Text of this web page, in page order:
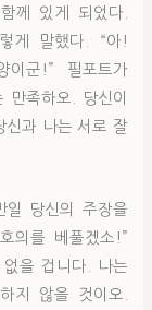
께 있게 되었다.
게 말했다. “아!
이군!” 필포트가
만족하오. 당신이
신과 나는 서로 잘
일 당신의 주장을
의를 베풀겠소!”
을 겁니다. 나는
지 않을 것이오.